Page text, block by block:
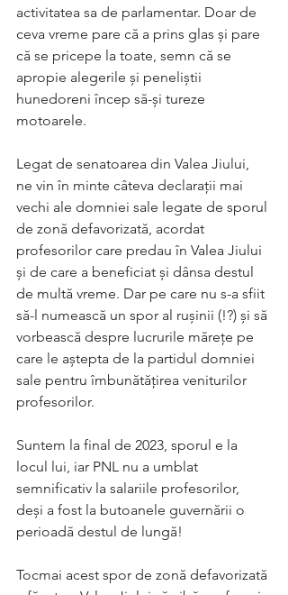
activitatea sa de parlamentar. Doar de
ceva vreme pare că a prins glas și pare
că se pricepe la toate, semn că se
apropie alegerile și peneliștii
hunedoreni încep să-și tureze
motoarele.
Legat de senatoarea din Valea Jiului,
ne vin în minte câteva declarații mai
vechi ale domniei sale legate de sporul
de zonă defavorizată, acordat
profesorilor care predau în Valea Jiului
și de care a beneficiat și dânsa destul
de multă vreme. Dar pe care nu s-a sfiit
să-l numească un spor al rușinii (!?) și să
vorbească despre lucrurile mărețe pe
care le aștepta de la partidul domniei
sale pentru îmbunătățirea veniturilor
profesorilor.
Suntem la final de 2023, sporul e la
locul lui, iar PNL nu a umblat
semnificativ la salariile profesorilor,
deși a fost la butoanele guvernării o
perioadă destul de lungă!
Tocmai acest spor de zonă defavorizată